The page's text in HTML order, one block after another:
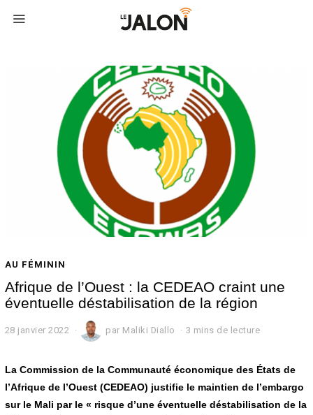
AU FÉMININ
Afrique de l’Ouest : la CEDEAO craint une
éventuelle déstabilisation de la région
28 janvier 2022 par Maliki Diallo 3 mins de lecture
La Commission de la Communauté économique des États de
l’Afrique de l’Ouest (CEDEAO) justifie le maintien de l’embargo
sur le Mali par le « risque d’une éventuelle déstabilisation de la